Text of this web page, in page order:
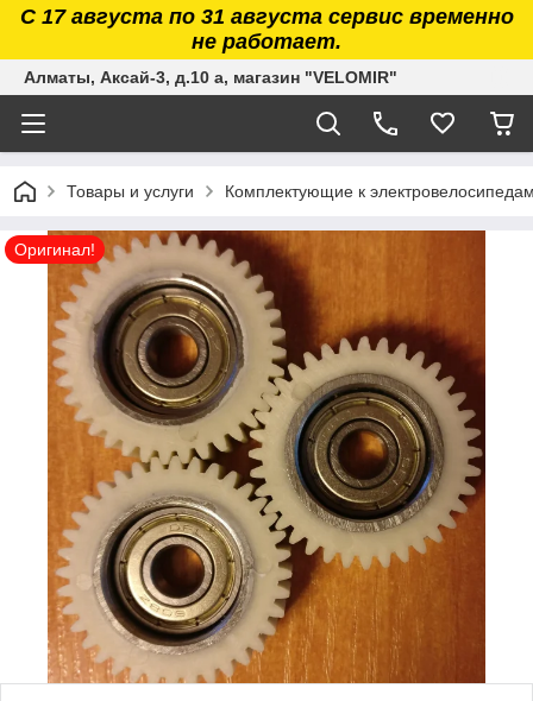
С 17 августа по 31 августа сервис временно
не работает.
Алматы, Аксай-3, д.10 а, магазин "VELOMIR"
Товары и услуги Комплектующие к
Оригинал!